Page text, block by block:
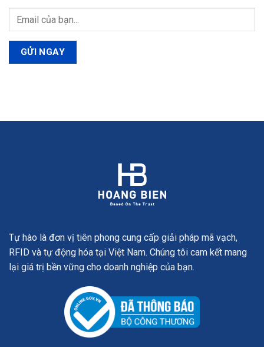
Tự hào là đơn vị tiên phong cung cấp giải pháp mã vạch,
RFID và tự động hóa tại Việt Nam. Chúng tôi cam kết mang
lại giá trị bền vững cho doanh nghiệp của bạn.